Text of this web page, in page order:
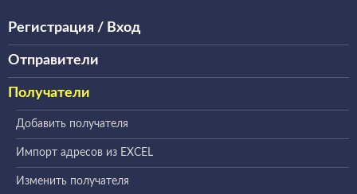
Регистрация / Вход
Отправители
Получатели
Добавить получателя
Импорт адресов из EXCEL
Изменить получателя